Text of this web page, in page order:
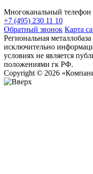
Многоканальный телефон
+7 (495) 230 11 10
Обратный звонок Карта
Региональная
исключительно
условиях не является
положениями гк РФ.
Copyright © 2026